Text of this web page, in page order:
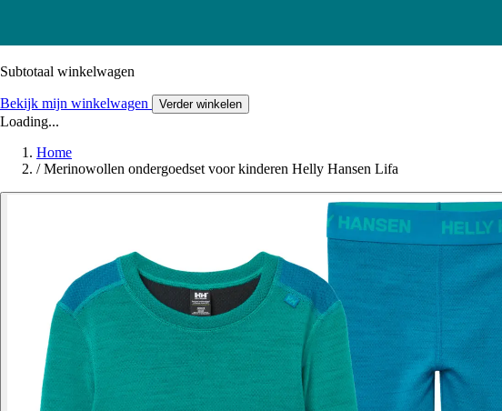
Subtotaal winkelwagen
Bekijk mijn winkelwagen Verder winkelen
Loading...
Home
/ Merinowollen ondergoedset voor kinderen Helly Hansen Lifa